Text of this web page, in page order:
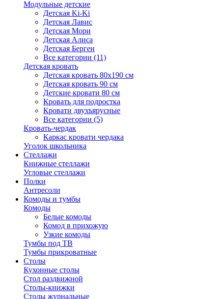
Модульные детские
Детская Ki-Ki
Детская Лавис
Детская Мори
Детская Алиса
Детская Берген
Все категории (11)
Детская кровать
Детская кровать 80х190 см
Детская кровать 90 см
Детские кровати 80 см
Кровать для подростка
Кровати двухъярусные
Все категории (5)
Кровать-чердак
Каркас кровати чердака
Уголок школьника
Стеллажи
Книжные стеллажи
Угловые стеллажи
Полки
Антресоли
Комоды и тумбы
Комоды
Белые комоды
Комод в прихожую
Узкие комоды
Тумбы под ТВ
Тумбы прикроватные
Столы
Кухонные столы
Стол раздвижной
Столы-книжки
Столы журнальные